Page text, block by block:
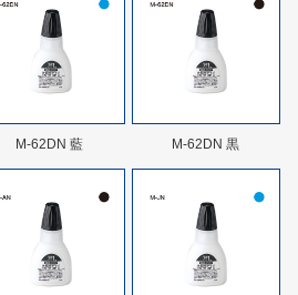
M-62DN 藍 M-62DN 黒